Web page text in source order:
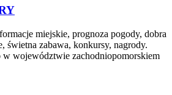
miejskie, prognoza pogody, dobra
świetna zabawa, konkursy, nagrody.
w województwie zachodniopomorskiem